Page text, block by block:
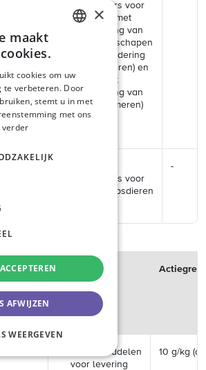
diervoeders voor
runderen (met
uitzondering van
kalveren), schapen
(met uitzondering
van lammeren) en
geiten (met
uitzondering van
geitenlammeren)
en vis.
diervoeders voor
gezelschapsdieren
-
Voedermiddelen
voor levering
10 g/kg
GERMAN
×
maakt
cookies om uw
verbeteren. Door
stemt u in met
met ons
verder
AFWIJZEN
WEERGEVEN